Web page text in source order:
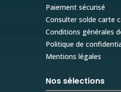
Paiement sécurisé
Consulter solde carte
Conditions générales
Politique de
Mentions légales
Nos sélections